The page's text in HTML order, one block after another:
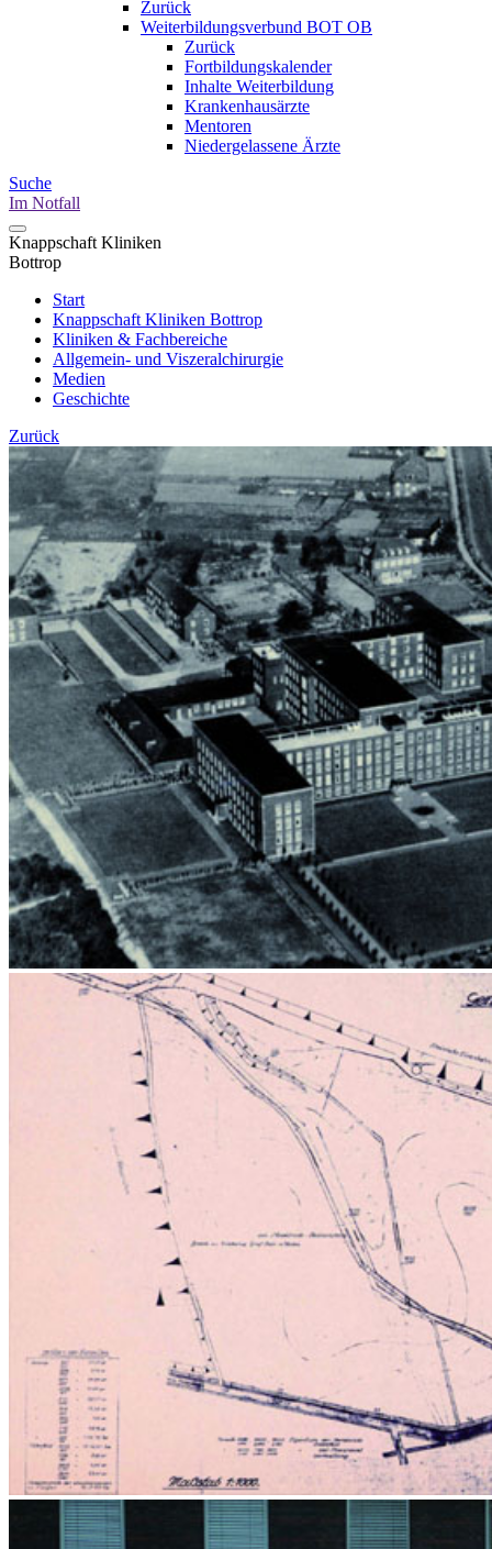
Zurück
Weiterbildungsverbund BOT OB
Zurück
Fortbildungskalender
Inhalte Weiterbildung
Krankenhausärzte
Mentoren
Niedergelassene Ärzte
Suche
Im Notfall
Knappschaft Kliniken
Bottrop
Start
Knappschaft Kliniken Bottrop
Kliniken & Fachbereiche
Allgemein- und Viszeralchirurgie
Medien
Geschichte
Zurück